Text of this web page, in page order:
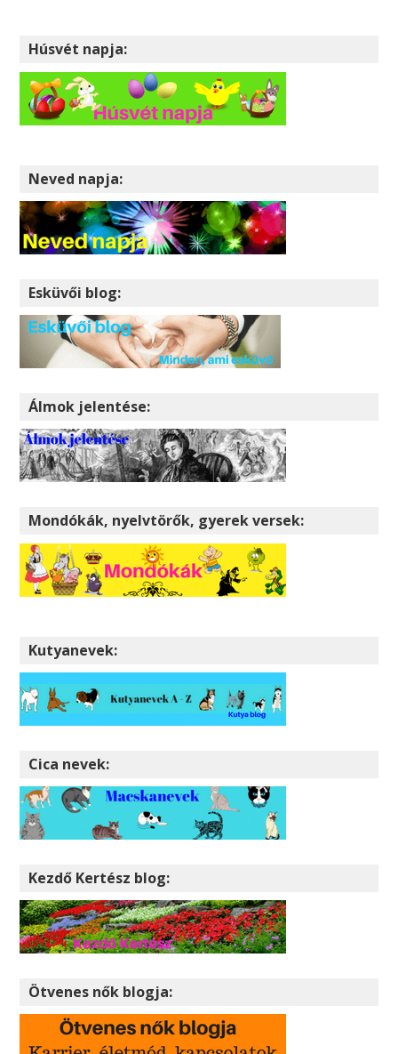
Húsvét napja:
Neved napja:
Esküvői blog:
Álmok jelentése:
Mondókák, nyelvtörők, gyerek versek:
Kutyanevek:
Cica nevek:
Kezdő Kertész blog:
Ötvenes nők blogja: